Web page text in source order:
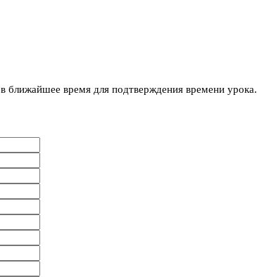
ближайшее время для подтверждения времени урока.